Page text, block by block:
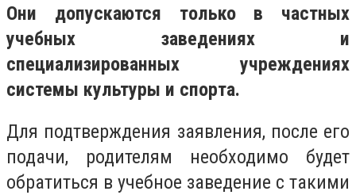
Они допускаются только в частных
учебных заведениях и
специализированных учреждениях
системы культуры и спорта.
Для подтверждения заявления, после его
подачи, родителям необходимо будет
обратиться в учебное заведение с такими